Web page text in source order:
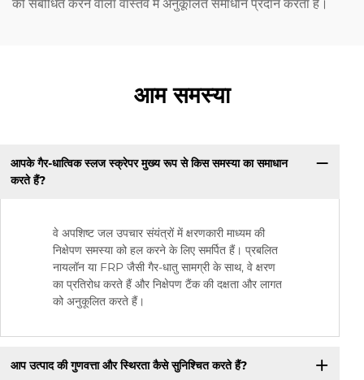
को संबोधित करने वाला वास्तव में अनुकूलित समाधान प्रदान करता है।
आम समस्या
आपके गैर-धात्विक स्लज स्क्रेपर मुख्य रूप से किस समस्या का समाधान
करते हैं?
वे अपशिष्ट जल उपचार संयंत्रों में क्षरणकारी माध्यम की
निक्षेपण समस्या को हल करने के लिए समर्पित हैं। प्रबलित
नायलॉन या FRP जैसी गैर-धातु सामग्री के साथ, वे क्षरण
का प्रतिरोध करते हैं और निक्षेपण टैंक की दक्षता और लागत
को अनुकूलित करते हैं।
आप उत्पाद की गुणवत्ता और स्थिरता कैसे सुनिश्चित करते हैं?